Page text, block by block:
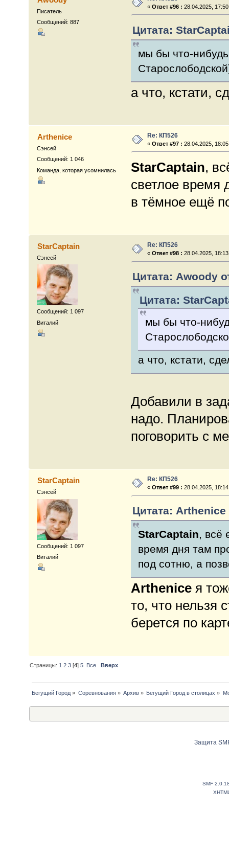
Писатель
Сообщений: 887
«Ответ #96 : 28.04.2025,
Цитата:
мы бы что-
а что, кстати,
Arthenice
Сэнсей
Сообщений: 1 046
Команда, которая усомнилась
Re: КП526
«Ответ #97 : 28.04.2025,
StarCaptain,
светлое время
в тёмное ещё
StarCaptain
Сэнсей
Сообщений: 1 097
Виталий
Re: КП526
«Ответ #98 : 28.04.2025,
Цитата: Awoody
Цитата:
мы бы что-
а что, кстати,
Добавили в
надо.
поговорить с
StarCaptain
Сэнсей
Сообщений: 1 097
Виталий
Re: КП526
«Ответ #99 : 28.04.2025,
Цитата: Arthenice
StarCaptain, всё
время дня там
под сотню, а
Artheniceя
то, что нельзя
берется по
Страницы: 1 2 3 [4]5 Все Вверх
Бегущий Город» Соревнования» Архив » Бегущий Город в столицах »
Защита
SMF